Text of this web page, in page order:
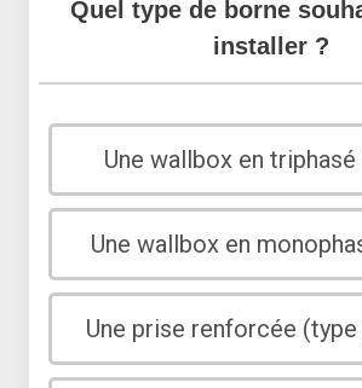
Quel type de borne
installer ?
Une wallbox en
Une wallbox en
Une prise renforcée